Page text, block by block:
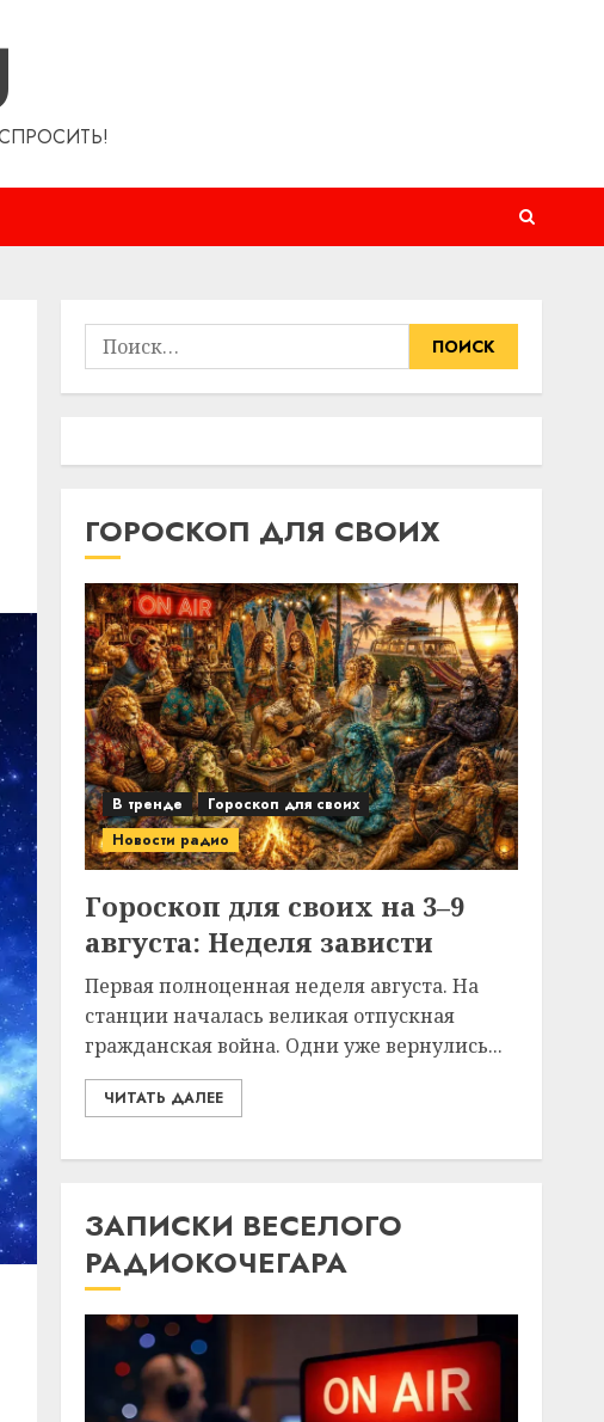
Найти:
ГОРОСКОП ДЛЯ СВОИХ
В тренде
Гороскоп для своих
Новости радио
Гороскоп для своих на 3–9
августа: Неделя зависти
Первая полноценная неделя августа. На
станции началась великая отпускная
гражданская война. Одни уже вернулись...
ЧИТАТЬ ДАЛЕЕ
ЗАПИСКИ ВЕСЕЛОГО
РАДИОКОЧЕГАРА